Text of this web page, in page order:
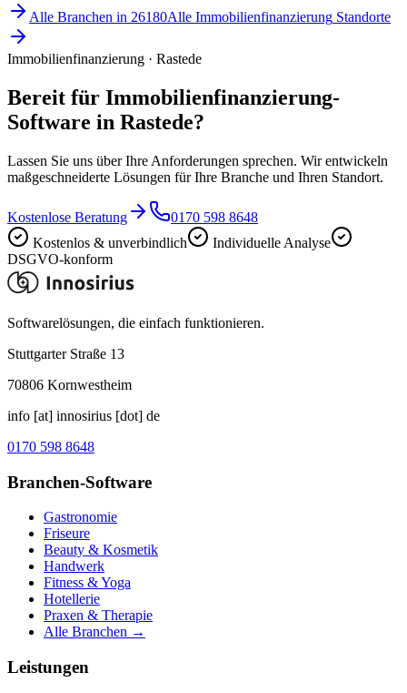
Alle Branchen in 26180Alle Immobilienfinanzierung Standorte
Immobilienfinanzierung · Rastede
Bereit für Immobilienfinanzierung-
Software in Rastede?
Lassen Sie uns über Ihre Anforderungen sprechen. Wir entwickeln
maßgeschneiderte Lösungen für Ihre Branche und Ihren Standort.
Kostenlose Beratung
0170 598 8648
Kostenlos & unverbindlich
Individuelle Analyse
DSGVO-konform
Softwarelösungen, die einfach funktionieren.
Stuttgarter Straße 13
70806 Kornwestheim
info [at] innosirius [dot] de
0170 598 8648
Branchen-Software
Gastronomie
Friseure
Beauty & Kosmetik
Handwerk
Fitness & Yoga
Hotellerie
Praxen & Therapie
Alle Branchen →
Leistungen